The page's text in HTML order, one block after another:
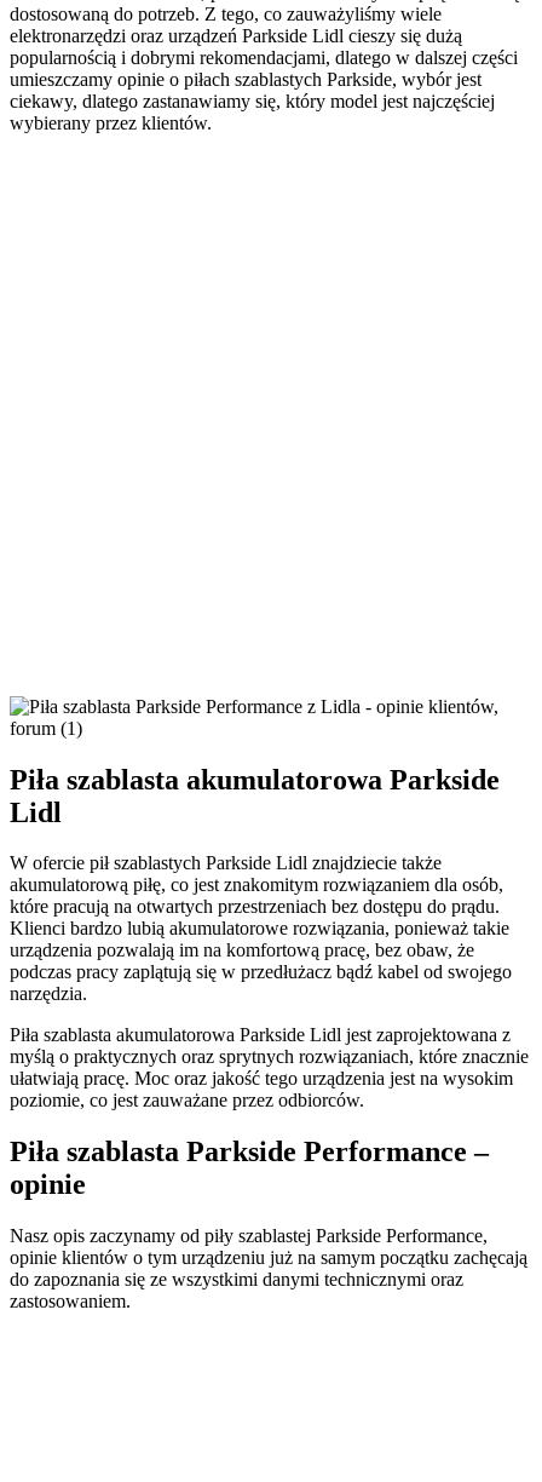
dostosowaną do potrzeb. Z tego, co zauważyliśmy wiele
elektronarzędzi oraz urządzeń Parkside Lidl cieszy się dużą
popularnością i dobrymi rekomendacjami, dlatego w dalszej części
umieszczamy opinie o piłach szablastych Parkside, wybór jest
ciekawy, dlatego zastanawiamy się, który model jest najczęściej
wybierany przez klientów.
Piła szablasta akumulatorowa Parkside
Lidl
W ofercie pił szablastych Parkside Lidl znajdziecie także
akumulatorową piłę, co jest znakomitym rozwiązaniem dla osób,
które pracują na otwartych przestrzeniach bez dostępu do prądu.
Klienci bardzo lubią akumulatorowe rozwiązania, ponieważ takie
urządzenia pozwalają im na komfortową pracę, bez obaw, że
podczas pracy zaplątują się w przedłużacz bądź kabel od swojego
narzędzia.
Piła szablasta akumulatorowa Parkside Lidl jest zaprojektowana z
myślą o praktycznych oraz sprytnych rozwiązaniach, które znacznie
ułatwiają pracę. Moc oraz jakość tego urządzenia jest na wysokim
poziomie, co jest zauważane przez odbiorców.
Piła szablasta Parkside Performance –
opinie
Nasz opis zaczynamy od piły szablastej Parkside Performance,
opinie klientów o tym urządzeniu już na samym początku zachęcają
do zapoznania się ze wszystkimi danymi technicznymi oraz
zastosowaniem.